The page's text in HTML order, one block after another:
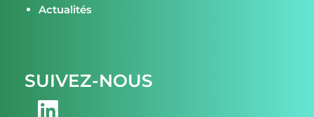
Actualités
SUIVEZ-NOUS